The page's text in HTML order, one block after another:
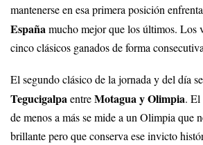
mantenerse en esa primera posición
Españamucho mejor que los últimos. Los
cinco clásicos ganados de forma
El segundo clásico de la jornada y del día
TegucigalpaentreMotagua y Olimpia. El
de menos a más se mide a un Olimpia que
brillante pero que conserva ese invicto